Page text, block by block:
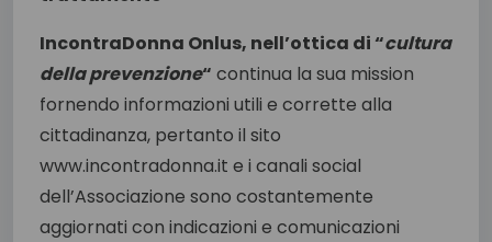
IncontraDonna Onlus, nell’ottica di “cultura
della prevenzione“ continua la sua mission
fornendo informazioni utili e corrette alla
cittadinanza, pertanto il sito
www.incontradonna.it e i canali social
dell’Associazione sono costantemente
aggiornati con indicazioni e comunicazioni